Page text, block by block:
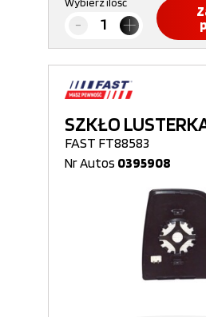
SZKŁO
FAST FT88583
Nr Autos 0395908